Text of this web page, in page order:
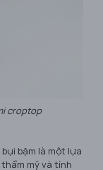
croptop
bặm là một lựa
mỹ và tính